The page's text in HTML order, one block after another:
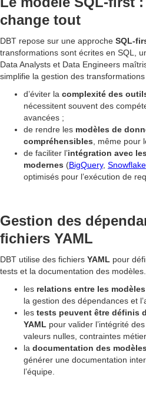
change tout
DBT repose sur une approche SQL-
transformations sont écrites en SQL,
Data Analysts et Data Engineers
simplifie la gestion des
d’éviter la complexité des
nécessitent souvent des
avancées ;
de rendre les modèles de
compréhensibles , même pour
de faciliter l’intégration avec
modernes (BigQuery, Snowflake
optimisés pour l’exécution de
Gestion des
fichiers YAML
DBT utilise des fichiers YAML pour
tests et la documentation des
les relations entre les
la gestion des dépendances et
les tests peuvent être définis
YAML pour valider l’intégrité
valeurs nulles, contraintes
la documentation des
générer une documentation
l’équipe.